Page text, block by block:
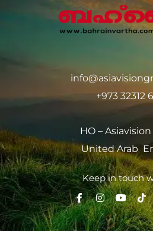
+973 32312
HO –
United Arab
Keep in touch